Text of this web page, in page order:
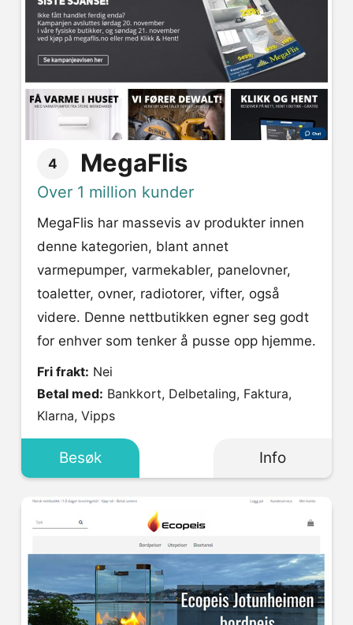
4 MegaFlis
Over 1 million kunder
MegaFlis har massevis av produkter innen
denne kategorien, blant annet
varmepumper, varmekabler, panelovner,
toaletter, ovner, radiotorer, vifter, også
videre. Denne nettbutikken egner seg godt
for enhver som tenker å pusse opp hjemme.
Fri frakt: Nei
Betal med:
Klarna, Vipps
Besøk Info